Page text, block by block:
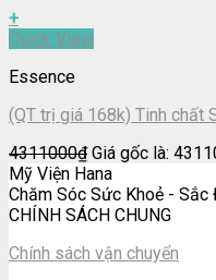
+
Quick View
Essence
(QT trị giá 168k) Tinh chất
4311000₫ Giá gốc là:
Mỹ Viện Hana
Chăm Sóc Sức Khoẻ -
CHÍNH SÁCH CHUNG
Chính sách vận chuyển